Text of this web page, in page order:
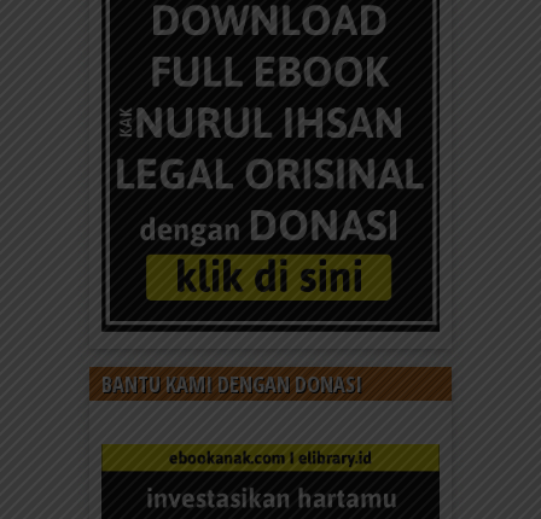
BANTU KAMI DENGAN DONASI